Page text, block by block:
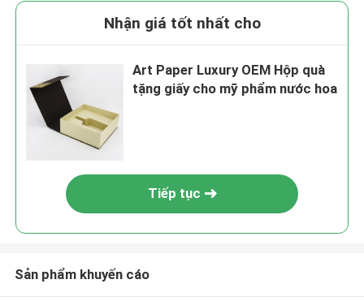
Nhận giá tốt nhất cho
Art Paper Luxury OEM Hộp quà
tặng giấy cho mỹ phẩm nước hoa
Tiếp tục
Sản phẩm khuyến cáo